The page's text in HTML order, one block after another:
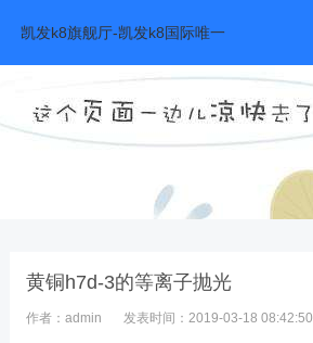
黄铜h7d-凯发k8旗舰厅
凯发k8旗舰厅-凯发k8国际唯一
黄铜h7d-3的等离子抛光
作者：admin 发表时间：2019-03-18 08:42:50